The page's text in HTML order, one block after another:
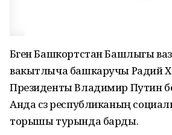
Бүген Башкортстан Башлыгы
вакытлыча башкаручы Радий
Президенты Владимир Путин
Анда сүз республиканың
торышы турында барды.